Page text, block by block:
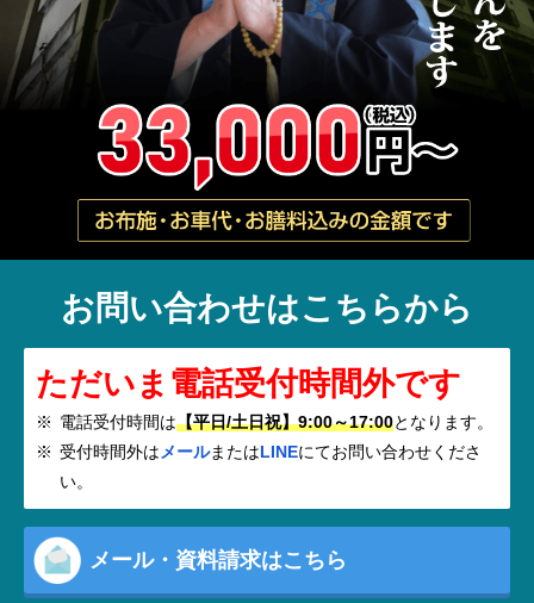
お問い合わせはこちらから
ただいま電話受付時間外です
電話受付時間は【平日/土日祝】9:00～17:00となります。
受付時間外はメールまたはLINEにてお問い合わせくださ
い。
メール・資料請求はこちら